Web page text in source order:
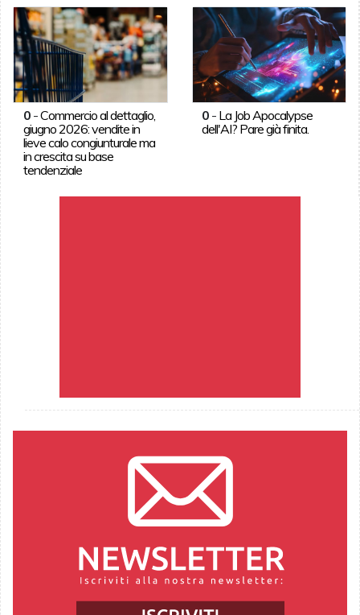
0-Commercio al dettaglio,
giugno 2026: vendite in
lieve calo congiunturale ma
in crescita su base
tendenziale
0 - La Job Apocalypse
dell'AI? Pare già finita.